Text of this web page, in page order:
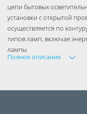
цепи бытовых
установки с открытой
осуществляется по
типов ламп, включая
лампы
Полное описание